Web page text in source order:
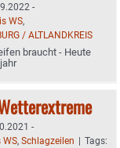
-
WS,
/ ALTLANDKREIS
braucht - Heute
-
WS, Schlagzeilen | Tags: